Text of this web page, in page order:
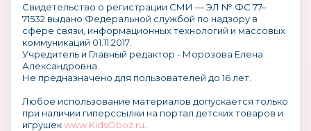
Свидетельство о регистрации СМИ — ЭЛ № ФС 77–
71532 выдано Федеральной службой по надзору в
сфере связи, информационных технологий и массовых
коммуникаций 01.11.2017.
Учредитель и Главный редактор - Морозова Елена
Александровна.
Не предназначено для пользователей до 16 лет.
Любое использование материалов допускается только
при наличии гиперссылки на портал детских товаров и
игрушекwww.KidsOboz.ru